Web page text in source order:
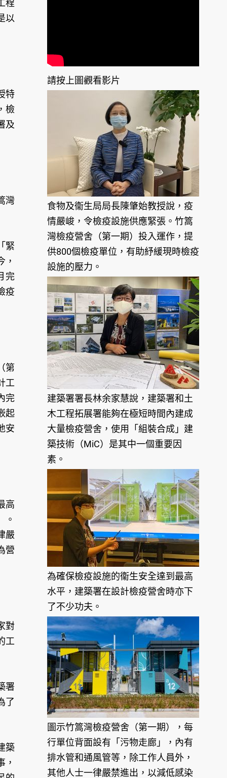
程
以
特
檢
及
灣
緊
，
完
疫
第
工
完
起
安
高
。
嚴
營
對
工
署
了
築
，
請按上圖觀看影片
食物及衞生局局長陳肇始教授說，疫
情嚴峻，令檢疫設施供應緊張。竹篙
灣檢疫營舍（第一期）投入運作，提
供800個檢疫單位，有助紓緩現時檢疫
設施的壓力。
建築署署長林余家慧說，建築署和土
木工程拓展署能夠在極短時間內建成
大量檢疫營舍，使用「組裝合成」建
築技術（MiC）是其中一個重要因
素。
為確保檢疫設施的衞生安全達到最高
水平，建築署在設計檢疫營舍時亦下
了不少功夫。
圖示竹篙灣檢疫營舍（第一期），每
行單位背面設有「污物走廊」，內有
排水管和通風管等，除工作人員外，
其他人士一律嚴禁進出，以減低感染